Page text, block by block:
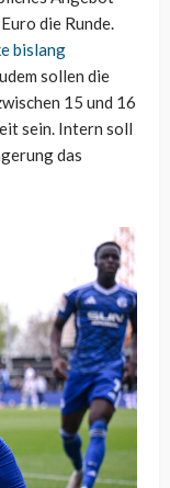
die Runde.
bislang
sollen die
15 und 16
sein. Intern soll
das